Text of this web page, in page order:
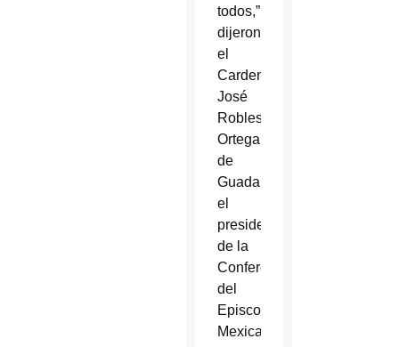
todos,”
dijeron
el
Cardenal
José
Robles
Ortega
de
Guadalajara,
el
presidente
de la
Conferencia
del
Episcopado
Mexicano,